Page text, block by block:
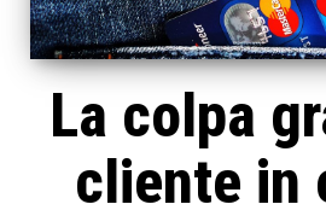
La colpa
cliente in